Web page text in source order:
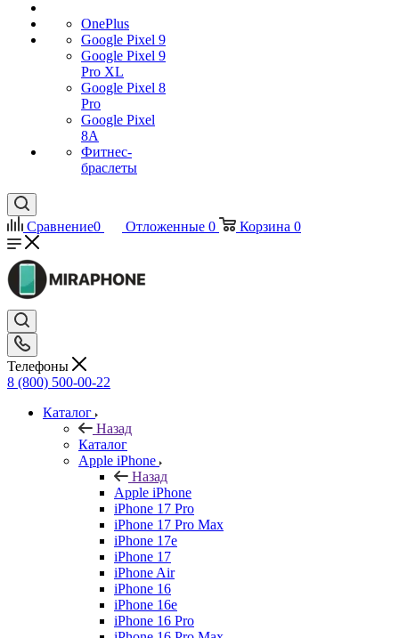
OnePlus
Google Pixel 9
Google Pixel 9
Pro XL
Google Pixel 8
Pro
Google Pixel
8A
Фитнес-
браслеты
Сравнение0 Отложенные 0 Корзина 0
Телефоны
8 (800) 500-00-22
Каталог
Назад
Каталог
Apple iPhone
Назад
Apple iPhone
iPhone 17 Pro
iPhone 17 Pro Max
iPhone 17e
iPhone 17
iPhone Air
iPhone 16
iPhone 16e
iPhone 16 Pro